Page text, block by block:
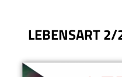
LEBENSART